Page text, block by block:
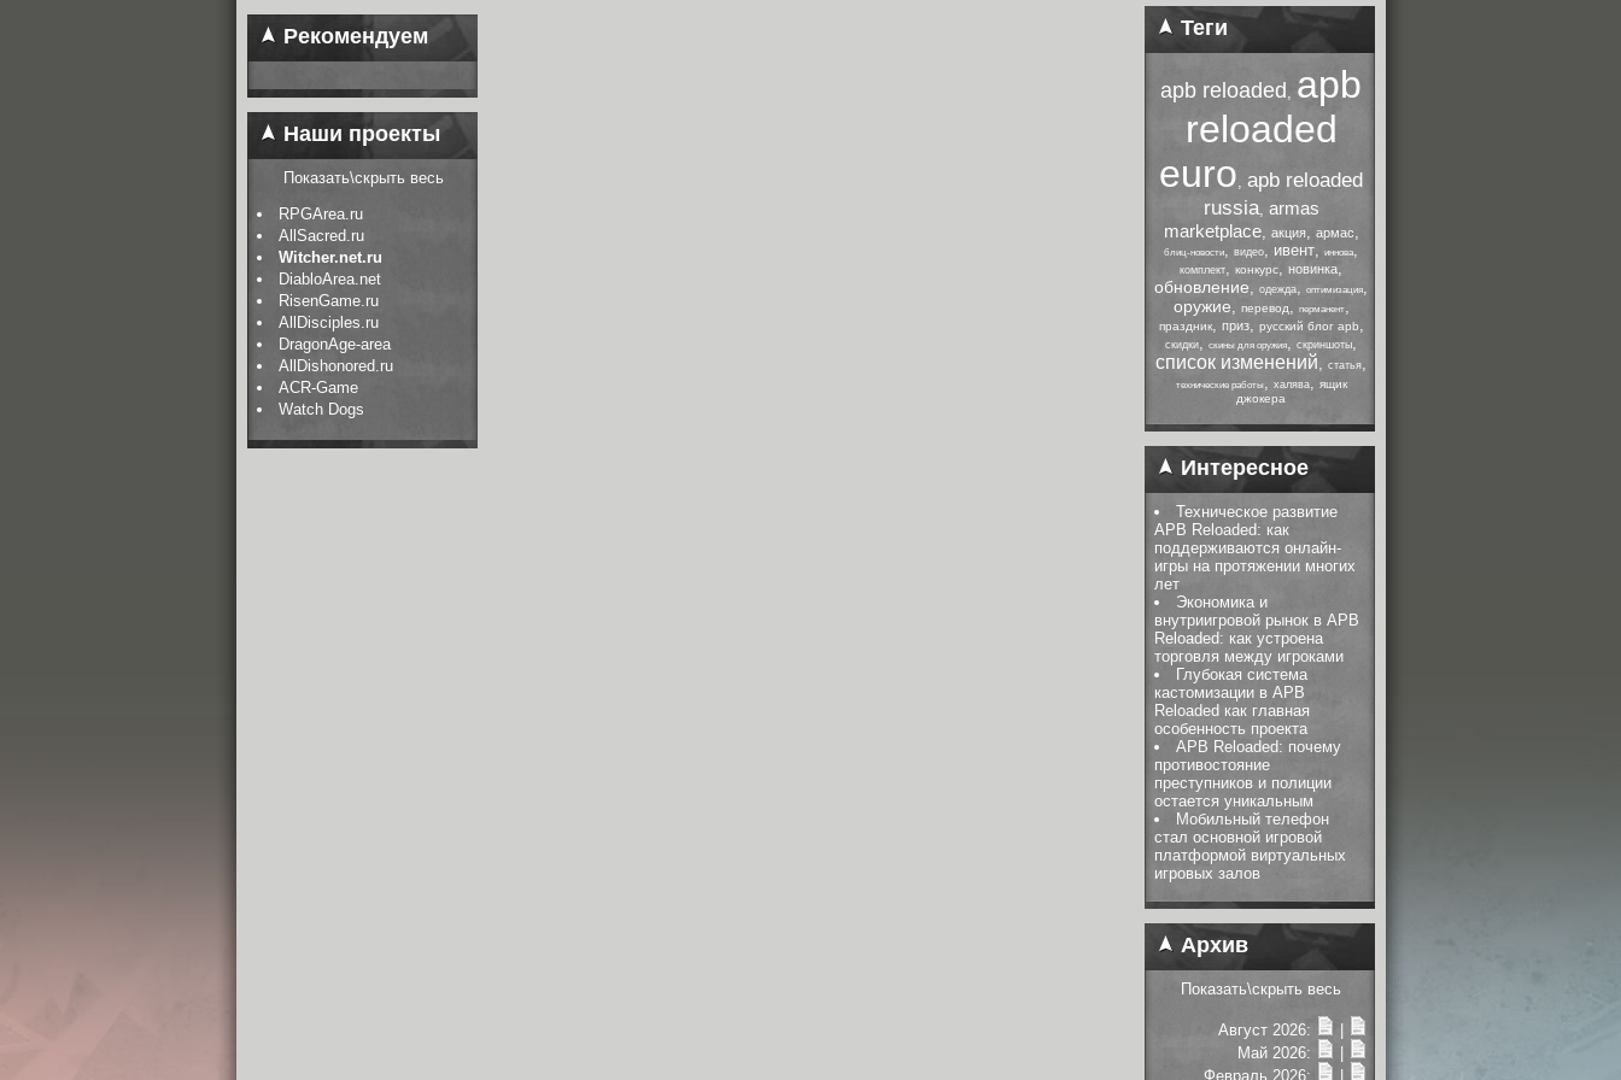
Рекомендуем
Наши проекты
Показать\скрыть весь
RPGArea.ru
AllSacred.ru
Witcher.net.ru
DiabloArea.net
RisenGame.ru
AllDisciples.ru
DragonAge-area
AllDishonored.ru
ACR-Game
Watch Dogs
Теги
apb reloaded , apb
reloaded
euro, apb reloaded
russia, armas
marketplace, акция, армас,
блиц-новости, видео, ивент, иннова,
комплект, конкурс, новинка,
обновление, одежда, оптимизация,
оружие, перевод, перманент,
праздник, приз, русский блог apb,
скидки, скины для оружия, скриншоты,
список изменений, статья,
технические работы, халява, ящик
джокера
Интересное
Техническое развитие
APB Reloaded: как
поддерживаются онлайн-
игры на протяжении многих
лет
Экономика и
внутриигровой рынок в APB
Reloaded: как устроена
торговля между игроками
Глубокая система
кастомизации в APB
Reloaded как главная
особенность проекта
APB Reloaded: почему
противостояние
преступников и полиции
остается уникальным
Мобильный телефон
стал основной игровой
платформой виртуальных
игровых залов
Архив
Показать\скрыть весь
Август 2026:
Май 2026:
Февраль 2026: